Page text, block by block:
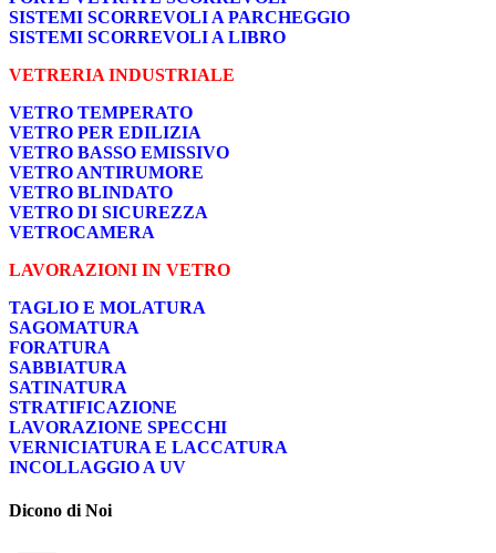
SISTEMI SCORREVOLI A PARCHEGGIO
SISTEMI SCORREVOLI A LIBRO
VETRERIA INDUSTRIALE
VETRO TEMPERATO
VETRO PER EDILIZIA
VETRO BASSO EMISSIVO
VETRO ANTIRUMORE
VETRO BLINDATO
VETRO DI SICUREZZA
VETROCAMERA
LAVORAZIONI IN VETRO
TAGLIO E MOLATURA
SAGOMATURA
FORATURA
SABBIATURA
SATINATURA
STRATIFICAZIONE
LAVORAZIONE SPECCHI
VERNICIATURA E LACCATURA
INCOLLAGGIO A UV
Dicono di Noi